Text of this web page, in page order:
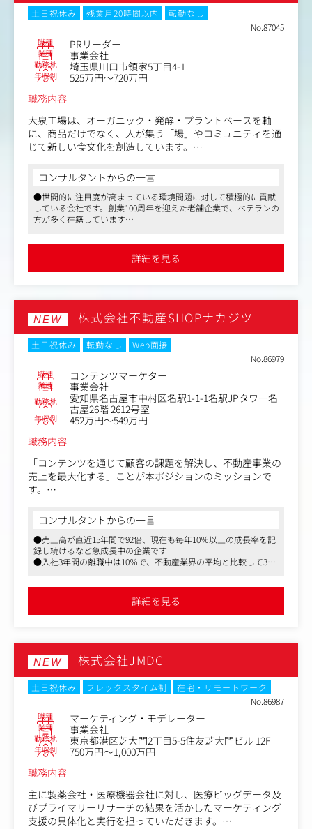
土日祝休み 残業月20時間以内
転勤なし
No.87045
職種 PRリーダー
業種 事業会社
勤務地 埼玉県川口市領家5丁目4-1
年収例
525万円～720万円
職務内容
大泉工場は、オーガニック・発酵・プラントベースを軸
に、商品だけでなく、人が集う「場」やコミュニティを通
じて新しい食文化を創造しています。
現在、ブランド開発、直営店事業、EC、海外展開など事業
拡大を進める中で、PRに求められる役割も大きく変化して
います。
これからは、企業やブランドの思想・世界観を社会に広げ
ュニケーションを設計し、事業成長と企業価値向上の両輪
を担うPR機能が必要です。
リーダーを募集します。
＜業務内容＞
大泉工場のPRリーダーの仕事は、「企業の思想・世界観を
社会に翻訳して広げる役割」に近いです。
・企業および各ブランドのPR戦略の立案・実行
・企業理念・思想（サステナブル、発酵、ウェルビーイン
グ等）の社会発信設計
・プレスリリースの企画・作成・配信
管理）
・新規事業・商品・店舗立ち上げに伴うPR企画・進行
・イベント、コラボレーション、プロモーション施策の企
・オウンドメディア・SNS等のコンテンツ企画および編集
・ブランドトーン・メッセージの一貫性管理
・社内各部署および外部パートナー（PR会社、クリエイタ
・PRチームのマネジメント、進行管理、育成
コンサルタントからの一言
●世間的に注目度が高まっている環境問題に対して積極的に貢献
している会社です。創業100周年を迎えた老舗企業で、ベテランの
方が多く在籍しています
●自社ブランドの成長をPRリーダーとして携われるので、認知度
が上がっていくのを体感できるポジションです
詳細を見る
NEW 株式会社不動産SHOPナカジツ
土日祝休み 転勤なし
Web面接
No.86979
職種 コンテンツマーケター
業種 事業会社
勤務地
愛知県名古屋市中村区名駅1-1-1名駅JPタワー名
古屋26階 2612号室
年収例
452万円～549万円
職務内容
「コンテンツを通じて顧客の課題を解決し、不動産事業の
売上を最大化する」ことが本ポジションのミッションで
す。
SEOによるトラフィック獲得から、見込み顧客のリード獲
得・育成まで、コンテンツマーケティング全般の戦略実行
を担っていただきます。
作って終わりの記事制作ではなく、データを元にした継続
的なCVRの改善や、既存コンテンツの別媒体（動画・音声
する動きを期待しています。
ディレクション・品質管理を担当します。
・コンテンツテーマの企画立案
・制作進行・ライターや制作会社へのディレクション
・コンテンツの品質チェック・改善フィードバック
＜コンテンツ例＞
購入検討層：エリア情報、資金計画、物件選びのノウハウ
売却検討層：売却相場、税金、売却の流れ
投資検討層：利回り計算、リスク管理
リフォーム検討層：費用相場、施工事例、会社選び
■コンテンツマーケティング・SEO改善
コンサルタントからの一言
●売上高が直近15年間で92倍、現在も毎年10％以上の成長率を記
録し続けるなど急成長中の企業です
●入社3年間の離職中は10％で、不動産業界の平均と比較して3分
中途の割合も半々で、年齢や社歴に関わらず実力をしっかりと評
詳細を見る
NEW 株式会社JMDC
土日祝休み フレックスタイム制
在宅・リモートワーク
No.86987
職種 マーケティング・モデレーター
業種 事業会社
勤務地 東京都港区芝大門2丁目5-5住友芝大門ビル 12F
年収例
750万円～1,000万円
職務内容
主に製薬会社・医療機器会社に対し、医療ビッグデータ及
びプライマリーリサーチの結果を活かしたマーケティング
支援の具体化と実行を担っていただきます。